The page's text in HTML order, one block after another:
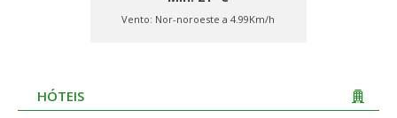
Vento: Nor-noroeste a 4.99Km/h
HÓTEIS